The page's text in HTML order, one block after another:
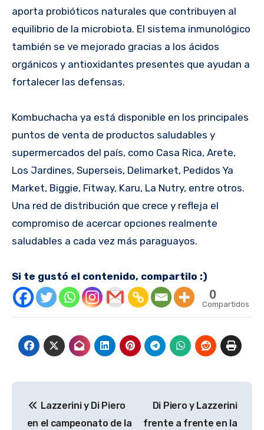
aporta probióticos naturales que contribuyen al
equilibrio de la microbiota. El sistema inmunológico
también se ve mejorado gracias a los ácidos
orgánicos y antioxidantes presentes que ayudan a
fortalecer las defensas.
Kombuchacha ya está disponible en los principales
puntos de venta de productos saludables y
supermercados del país, como Casa Rica, Arete,
Los Jardines, Superseis, Delimarket, Pedidos Ya
Market, Biggie, Fitway, Karu, La Nutry, entre otros.
Una red de distribución que crece y refleja el
compromiso de acercar opciones realmente
saludables a cada vez más paraguayos.
Si te gustó el contenido, compartilo :)
0
Compartidos
de
Lazzerini y Di Piero
en el campeonato de la
Di Piero y Lazzerini
frente a frente en la